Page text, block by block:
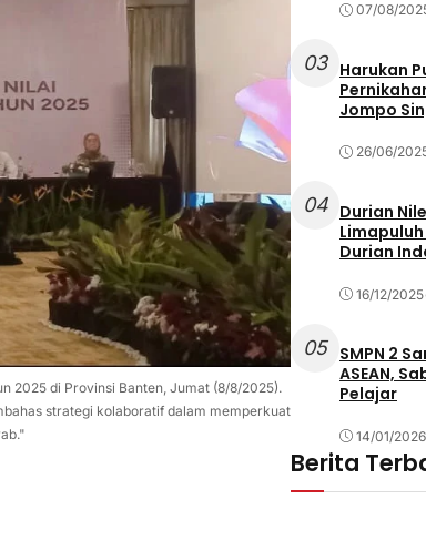
2025 di Provinsi Banten, Jumat (8/8/2025).
strategi kolaboratif dalam memperkuat
07/08/
03 Harukan
Jompo
26/06/
04 Durian
Durian
16/12/2025
05 SMPN 2
ASEAN,
Pelajar
14/01/2026
Berita